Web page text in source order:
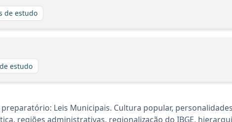
de estudo
estudo
Leis Municipais. Cultura popular,
regiões administrativas, regionalização do IBGE,